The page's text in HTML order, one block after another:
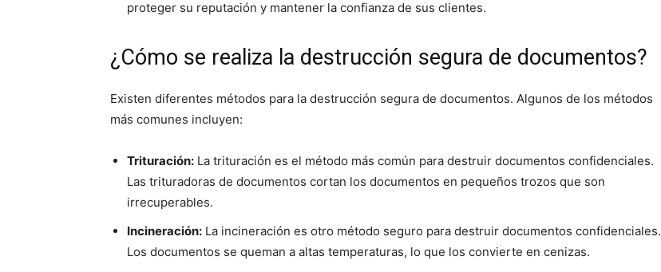
proteger su reputación y mantener la confianza de sus clientes.
¿Cómo se realiza la destrucción segura de documentos?
Existen diferentes métodos para la destrucción segura de documentos. Algunos de los métodos
más comunes incluyen:
Trituración: La trituración es el método más común para destruir documentos confidenciales.
Las trituradoras de documentos cortan los documentos en pequeños trozos que son
irrecuperables.
Incineración: La incineración es otro método seguro para destruir documentos confidenciales.
Los documentos se queman a altas temperaturas, lo que los convierte en cenizas.